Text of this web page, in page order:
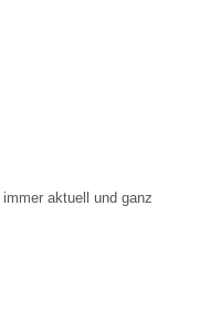
aktuell und ganz